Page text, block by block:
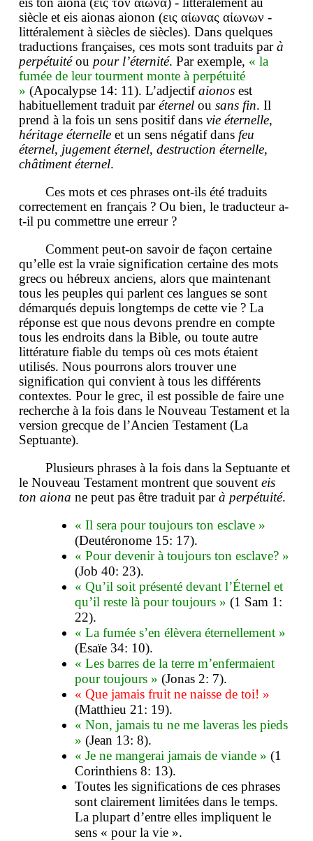
siècle et eis aionas aionon (εις αἰωνας αἰωνων -
littéralement à siècles de siècles). Dans quelques
traductions françaises, ces mots sont traduits parà
perpétuitéou pour l’éternité. Par exemple, « la
fumée de leur tourment monte à perpétuité
» (Apocalypse 14: 11). L’adjectifaionos est
habituellement traduit paréternel ou sans fin. Il
prend à la fois un sens positif dans vie éternelle,
héritage éternelle et un sens négatif dans feu
éternel, jugement éternel, destruction éternelle,
châtiment éternel.
Ces mots et ces phrases ont-ils été traduits
correctement en français ? Ou bien, le traducteur a-
t-il pu commettre une erreur ?
Comment peut-on savoir de façon certaine
qu’elle est la vraie signification certaine des mots
grecs ou hébreux anciens, alors que maintenant
tous les peuples qui parlent ces langues se sont
démarqués depuis longtemps de cette vie ? La
réponse est que nous devons prendre en compte
tous les endroits dans la Bible, ou toute autre
littérature fiable du temps où ces mots étaient
utilisés. Nous pourrons alors trouver une
signification qui convient à tous les différents
contextes. Pour le grec, il est possible de faire une
recherche à la fois dans le Nouveau Testament et la
version grecque de l’Ancien Testament (La
Septuante).
Plusieurs phrases à la fois dans la Septuante et
le Nouveau Testament montrent que souvent eis
ton aiona ne peut pas être traduit parà perpétuité.
« Il sera pour toujours ton esclave »
(Deutéronome 15: 17).
« Pour devenir à toujours ton esclave? »
(Job 40: 23).
« Qu’il soit présenté devant l’Éternel et
qu’il reste là pour toujours » (1 Sam 1:
22).
« La fumée s’en élèvera éternellement »
(Esaïe 34: 10).
« Les barres de la terre m’enfermaient
pour toujours » (Jonas 2: 7).
« Que jamais fruit ne naisse de toi! »
(Matthieu 21: 19).
« Non, jamais tu ne me laveras les pieds
» (Jean 13: 8).
« Je ne mangerai jamais de viande » (1
Corinthiens 8: 13).
Toutes les significations de ces phrases
sont clairement limitées dans le temps.
La plupart d’entre elles impliquent le
sens « pour la vie ».